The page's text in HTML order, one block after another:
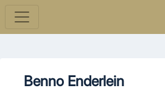
Benno Enderlein